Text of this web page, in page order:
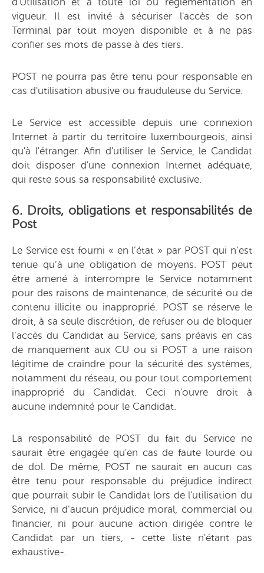
vigueur. Il est invité à sécuriser l'accès de son
Terminal par tout moyen disponible et à ne pas
confier ses mots de passe à des tiers.
POST ne pourra pas être tenu pour responsable en
cas d'utilisation abusive ou frauduleuse du Service.
Le Service est accessible depuis une connexion
Internet à partir du territoire luxembourgeois, ainsi
qu'à l'étranger. Afin d'utiliser le Service, le Candidat
doit disposer d'une connexion Internet adéquate,
qui reste sous sa responsabilité exclusive.
6. Droits, obligations et responsabilités de
Post
Le Service est fourni « en l’état » par POST qui n’est
tenue qu’à une obligation de moyens. POST peut
être amené à interrompre le Service notamment
pour des raisons de maintenance, de sécurité ou de
contenu illicite ou inapproprié. POST se réserve le
droit, à sa seule discrétion, de refuser ou de bloquer
l’accès du Candidat au Service, sans préavis en cas
de manquement aux CU ou si POST a une raison
légitime de craindre pour la sécurité des systèmes,
notamment du réseau, ou pour tout comportement
inapproprié du Candidat. Ceci n'ouvre droit à
aucune indemnité pour le Candidat.
La responsabilité de POST du fait du Service ne
saurait être engagée qu'en cas de faute lourde ou
de dol. De même, POST ne saurait en aucun cas
être tenu pour responsable du préjudice indirect
que pourrait subir le Candidat lors de l'utilisation du
Service, ni d’aucun préjudice moral, commercial ou
financier, ni pour aucune action dirigée contre le
Candidat par un tiers, - cette liste n'étant pas
exhaustive-.